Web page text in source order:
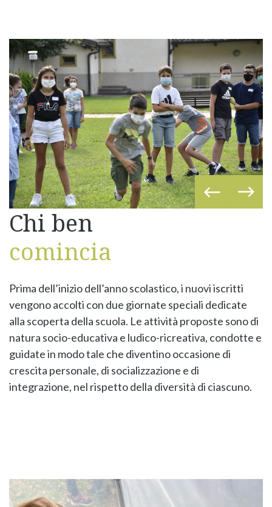
Chi ben
comincia
Prima dell’inizio dell’anno scolastico, i nuovi iscritti
vengono accolti con due giornate speciali dedicate
alla scoperta della scuola. Le attività proposte sono di
natura socio-educativa e ludico-ricreativa, condotte e
guidate in modo tale che diventino occasione di
crescita personale, di socializzazione e di
integrazione, nel rispetto della diversità di ciascuno.